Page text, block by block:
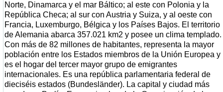
Norte, Dinamarca y el mar Báltico; al este con Polonia y la
República Checa; al sur con Austria y Suiza, y al oeste con
Francia, Luxemburgo, Bélgica y los Países Bajos. El territorio
de Alemania abarca 357.021 km2 y posee un clima templado.
Con más de 82 millones de habitantes, representa la mayor
población entre los Estados miembros de la Unión Europea y
es el hogar del tercer mayor grupo de emigrantes
internacionales. Es una república parlamentaria federal de
dieciséis estados (Bundesländer). La capital y ciudad más